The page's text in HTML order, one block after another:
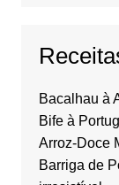
Bacalhau à
Bife à
Arroz-Doce
Barriga de